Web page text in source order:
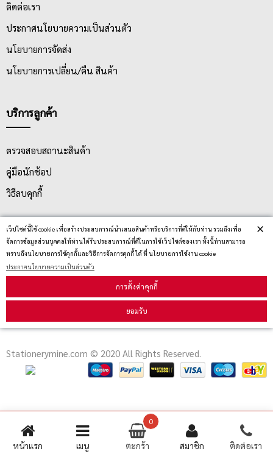
หน้าแรก เมนู
0
ตะกร้า สมาชิก ติดต่อเรา
เว็ปไซต์นี้ใช้ cookie เพื่อสร้างประสบการณ์นำเสนอสินค้าหรือบริการที่ดีให้กับท่าน รวมถึงเพื่อ
จัดการข้อมูลส่วนบุคคลให้ท่านได้รับประสบการณ์ที่ดีในการใช้เว็ปไซต์ของเรา ทั้งนี้ท่านสามารถ
ทราบถึงนโยบายการใช้คุกกี้และวิธีการจัดการคุกกี้ ได้ ที่ นโยบายการใช้งาน cookie
ประกาศนโยบายความเป็นส่วนตัว
การตั้งค่าคุกกี้
ยอมรับ
×
ติดต่อเรา
ประกาศนโยบายความเป็นส่วนตัว
นโยบายการจัดส่ง
นโยบายการเปลี่ยน/คืน สินค้า
บริการลูกค้า
ตรวจสอบสถานะสินค้า
คู่มือนักช้อป
วิธีลบคุกกี้
สมัครรับข่าวสาร
รับข่าวสาร
Stationerymine.com © 2020 All Rights Reserved.